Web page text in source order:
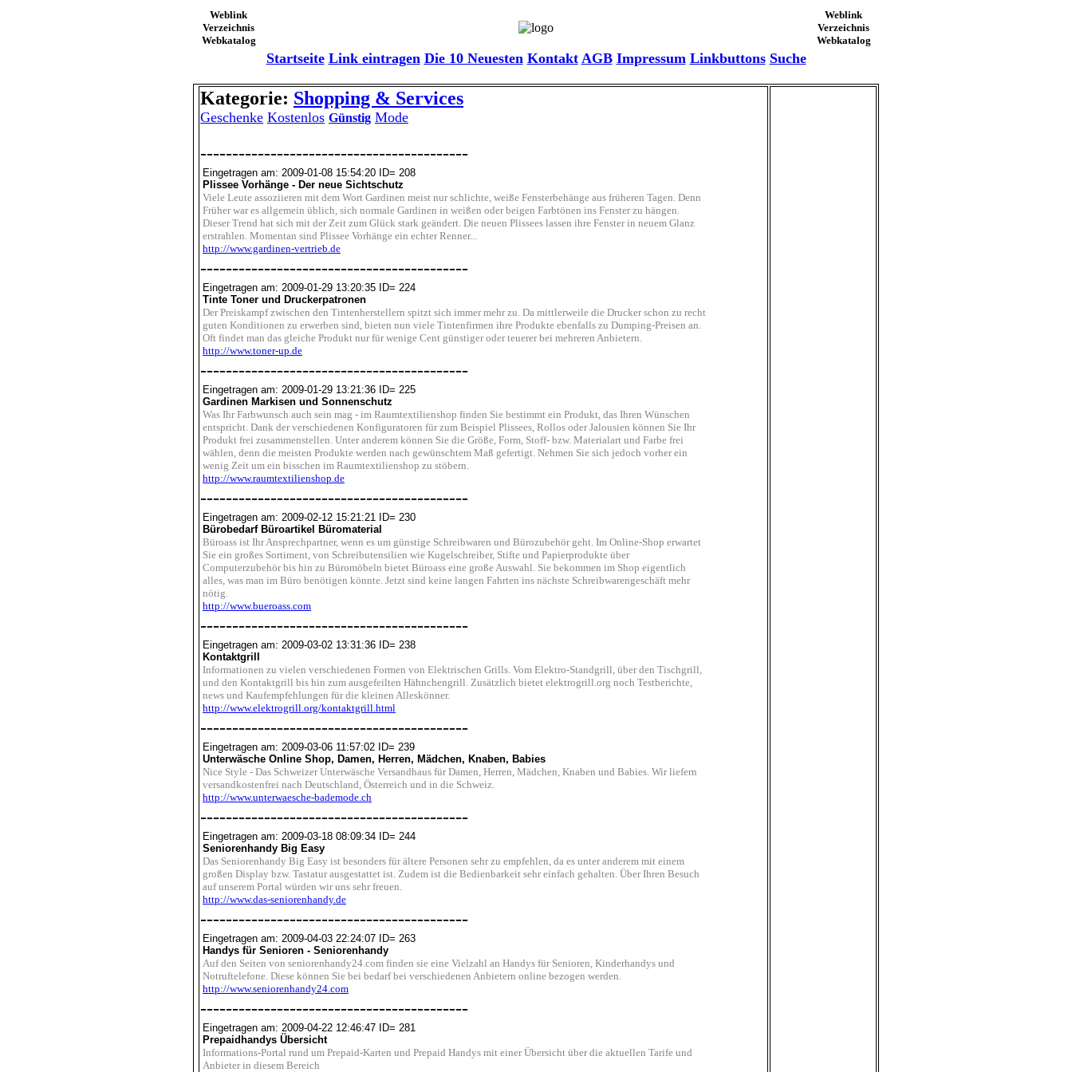
Weblink
Verzeichnis
Webkatalog
Weblink
Verzeichnis
Webkatalog
Startseite Link eintragen Die 10 Neuesten Kontakt AGB Impressum Linkbuttons Suche
Kategorie: Shopping & Services
Geschenke Kostenlos Günstig Mode
------------------------------------------
Eingetragen am: 2009-01-08 15:54:20 ID= 208
Plissee Vorhänge - Der neue Sichtschutz
Viele Leute assoziieren mit dem Wort Gardinen meist nur schlichte, weiße Fensterbehänge aus früheren Tagen. Denn
Früher war es allgemein üblich, sich normale Gardinen in weißen oder beigen Farbtönen ins Fenster zu hängen.
Dieser Trend hat sich mit der Zeit zum Glück stark geändert. Die neuen Plissees lassen ihre Fenster in neuem Glanz
erstrahlen. Momentan sind Plissee Vorhänge ein echter Renner...
http://www.gardinen-vertrieb.de
------------------------------------------
Eingetragen am: 2009-01-29 13:20:35 ID= 224
Tinte Toner und Druckerpatronen
Der Preiskampf zwischen den Tintenherstellern spitzt sich immer mehr zu. Da mittlerweile die Drucker schon zu recht
guten Konditionen zu erwerben sind, bieten nun viele Tintenfirmen ihre Produkte ebenfalls zu Dumping-Preisen an.
Oft findet man das gleiche Produkt nur für wenige Cent günstiger oder teuerer bei mehreren Anbietern.
http://www.toner-up.de
------------------------------------------
Eingetragen am: 2009-01-29 13:21:36 ID= 225
Gardinen Markisen und Sonnenschutz
Was Ihr Farbwunsch auch sein mag - im Raumtextilienshop finden Sie bestimmt ein Produkt, das Ihren Wünschen
entspricht. Dank der verschiedenen Konfiguratoren für zum Beispiel Plissees, Rollos oder Jalousien können Sie Ihr
Produkt frei zusammenstellen. Unter anderem können Sie die Größe, Form, Stoff- bzw. Materialart und Farbe frei
wählen, denn die meisten Produkte werden nach gewünschtem Maß gefertigt. Nehmen Sie sich jedoch vorher ein
wenig Zeit um ein bisschen im Raumtextilienshop zu stöbern.
http://www.raumtextilienshop.de
------------------------------------------
Eingetragen am: 2009-02-12 15:21:21 ID= 230
Bürobedarf Büroartikel Büromaterial
Büroass ist Ihr Ansprechpartner, wenn es um günstige Schreibwaren und Bürozubehör geht. Im Online-Shop erwartet
Sie ein großes Sortiment, von Schreibutensilien wie Kugelschreiber, Stifte und Papierprodukte über
Computerzubehör bis hin zu Büromöbeln bietet Büroass eine große Auswahl. Sie bekommen im Shop eigentlich
alles, was man im Büro benötigen könnte. Jetzt sind keine langen Fahrten ins nächste Schreibwarengeschäft mehr
nötig.
http://www.bueroass.com
------------------------------------------
Eingetragen am: 2009-03-02 13:31:36 ID= 238
Kontaktgrill
Informationen zu vielen verschiedenen Formen von Elektrischen Grills. Vom Elektro-Standgrill, über den Tischgrill,
und den Kontaktgrill bis hin zum ausgefeilten Hähnchengrill. Zusätzlich bietet elektrogrill.org noch Testberichte,
news und Kaufempfehlungen für die kleinen Alleskönner.
http://www.elektrogrill.org/kontaktgrill.html
------------------------------------------
Eingetragen am: 2009-03-06 11:57:02 ID= 239
Unterwäsche Online Shop, Damen, Herren, Mädchen, Knaben, Babies
Nice Style - Das Schweizer Unterwäsche Versandhaus für Damen, Herren, Mädchen, Knaben und Babies. Wir liefern
versandkostenfrei nach Deutschland, Österreich und in die Schweiz.
http://www.unterwaesche-bademode.ch
------------------------------------------
Eingetragen am: 2009-03-18 08:09:34 ID= 244
Seniorenhandy Big Easy
Das Seniorenhandy Big Easy ist besonders für ältere Personen sehr zu empfehlen, da es unter anderem mit einem
großen Display bzw. Tastatur ausgestattet ist. Zudem ist die Bedienbarkeit sehr einfach gehalten. Über Ihren Besuch
auf unserem Portal würden wir uns sehr freuen.
http://www.das-seniorenhandy.de
------------------------------------------
Eingetragen am: 2009-04-03 22:24:07 ID= 263
Handys für Senioren - Seniorenhandy
Auf den Seiten von seniorenhandy24.com finden sie eine Vielzahl an Handys für Senioren, Kinderhandys und
Notruftelefone. Diese können Sie bei bedarf bei verschiedenen Anbietern online bezogen werden.
http://www.seniorenhandy24.com
------------------------------------------
Eingetragen am: 2009-04-22 12:46:47 ID= 281
Prepaidhandys Übersicht
Informations-Portal rund um Prepaid-Karten und Prepaid Handys mit einer Übersicht über die aktuellen Tarife und
Anbieter in diesem Bereich